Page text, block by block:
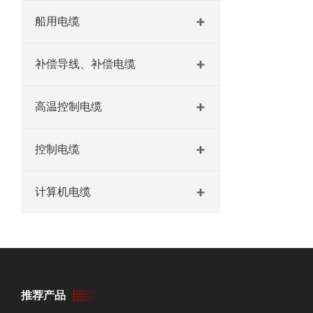
船用电缆
补偿导线、补偿电缆
高温控制电缆
控制电缆
计算机电缆
推荐产品